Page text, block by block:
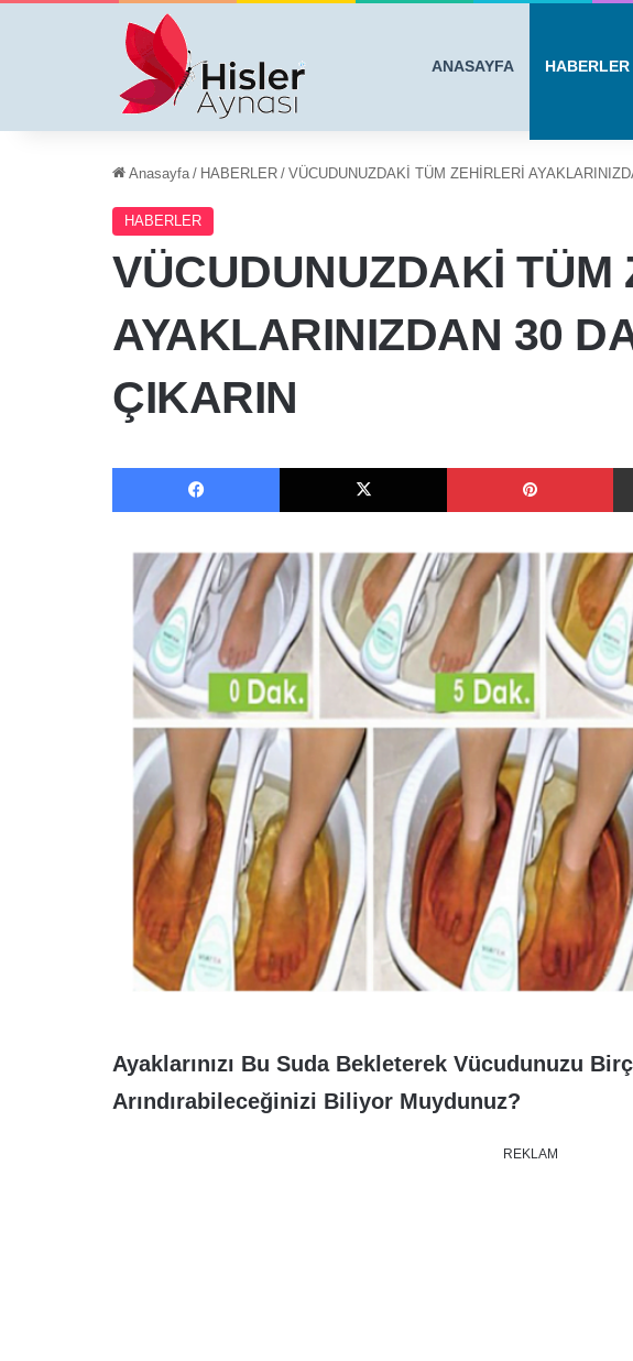
ANASAYFA HABERLER
Anasayfa / HABERLER / VÜCUDUNUZDAKİ TÜM ZEHİRLERİ
HABERLER
VÜCUDUNUZDAKİ TÜM
AYAKLARINIZDAN 30
ÇIKARIN
Facebook X
Ayaklarınızı Bu Suda Bekleterek Vücudunuzu
Arındırabileceğinizi Biliyor Muydunuz?
REKLAM